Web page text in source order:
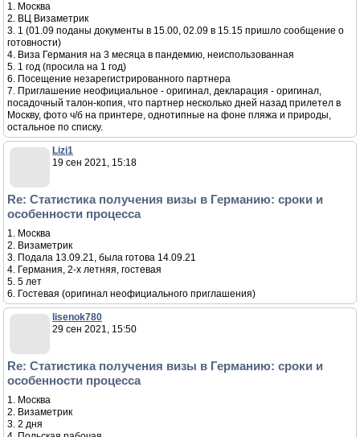
1. Москва
2. ВЦ Визаметрик
3. 1 (01.09 поданы документы в 15.00, 02.09 в 15.15 пришло сообщение о
готовности)
4. Виза Германия на 3 месяца в пандемию, неиспользованная
5. 1 год (просила на 1 год)
6. Посещение незарегистрированного партнера
7. Приглашение неофициальное - оригинал, декларация - оригинал,
посадочный талон-копия, что партнер несколько дней назад прилетел в
Москву, фото ч/б на принтере, однотипные на фоне пляжа и природы,
остальное по списку.
Lizi1
19 сен 2021, 15:18
Re: Статистика получения визы в Германию: сроки и
особенности процесса
1. Москва
2. Визаметрик
3. Подала 13.09.21, была готова 14.09.21
4. Германия, 2-х летняя, гостевая
5. 5 лет
6. Гостевая (оригинал неофициального приглашения)
lisenok780
29 сен 2021, 15:50
Re: Статистика получения визы в Германию: сроки и
особенности процесса
1. Москва
2. Визаметрик
3. 2 дня